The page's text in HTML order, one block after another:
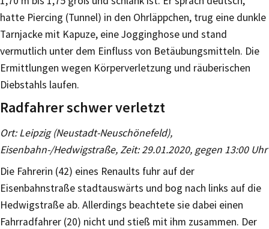
hatte Piercing (Tunnel) in den Ohrläppchen, trug eine dunkle
Tarnjacke mit Kapuze, eine Jogginghose und stand
vermutlich unter dem Einfluss von Betäubungsmitteln. Die
Ermittlungen wegen Körperverletzung und räuberischen
Diebstahls laufen.
Radfahrer schwer verletzt
Ort: Leipzig (Neustadt-Neuschönefeld),
Eisenbahn-/Hedwigstraße, Zeit: 29.01.2020, gegen 13:00 Uhr
Die Fahrerin (42) eines Renaults fuhr auf der
Eisenbahnstraße stadtauswärts und bog nach links auf die
Hedwigstraße ab. Allerdings beachtete sie dabei einen
Fahrradfahrer (20) nicht und stieß mit ihm zusammen. Der